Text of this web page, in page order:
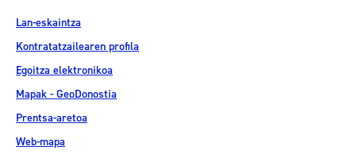
Lan-eskaintza
Kontratatzailearen profila
Egoitza elektronikoa
Mapak - GeoDonostia
Prentsa-aretoa
Web-mapa